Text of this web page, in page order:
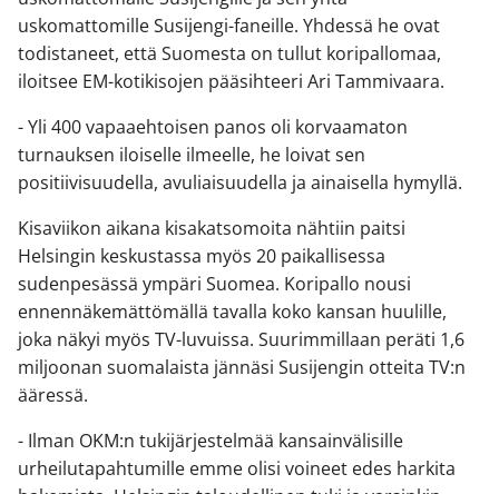
uskomattomille Susijengi-faneille. Yhdessä he ovat
todistaneet, että Suomesta on tullut koripallomaa,
iloitsee EM-kotikisojen pääsihteeri Ari Tammivaara.
- Yli 400 vapaaehtoisen panos oli korvaamaton
turnauksen iloiselle ilmeelle, he loivat sen
positiivisuudella, avuliaisuudella ja ainaisella hymyllä.
Kisaviikon aikana kisakatsomoita nähtiin paitsi
Helsingin keskustassa myös 20 paikallisessa
sudenpesässä ympäri Suomea. Koripallo nousi
ennennäkemättömällä tavalla koko kansan huulille,
joka näkyi myös TV-luvuissa. Suurimmillaan peräti 1,6
miljoonan suomalaista jännäsi Susijengin otteita TV:n
ääressä.
- Ilman OKM:n tukijärjestelmää kansainvälisille
urheilutapahtumille emme olisi voineet edes harkita